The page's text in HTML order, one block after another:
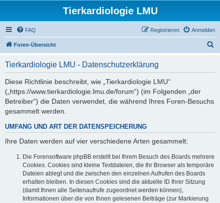
Tierkardiologie LMU
FAQ Anmelden
Registrieren
Foren-Übersicht
Tierkardiologie LMU - Datenschutzerklärung
Diese Richtlinie beschreibt, wie „Tierkardiologie LMU“
(„https://www.tierkardiologie.lmu.de/forum“) (im Folgenden „der
Betreiber“) die Daten verwendet, die während Ihres Foren-Besuchs
gesammelt werden.
UMFANG UND ART DER DATENSPEICHERUNG
Ihre Daten werden auf vier verschiedene Arten gesammelt:
Die Forensoftware phpBB erstellt bei Ihrem Besuch des Boards mehrere
Cookies. Cookies sind kleine Textdateien, die Ihr Browser als temporäre
Dateien ablegt und die zwischen den einzelnen Aufrufen des Boards
erhalten bleiben. In diesen Cookies sind die aktuelle ID Ihrer Sitzung
(damit Ihnen alle Seitenaufrufe zugeordnet werden können),
Informationen über die von Ihnen gelesenen Beiträge (zur Markierung